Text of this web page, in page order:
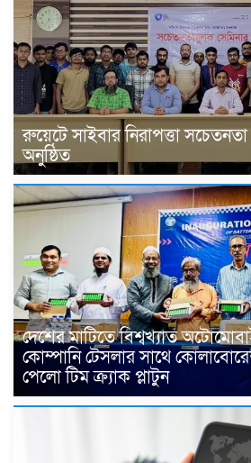
রুয়েটে সাইবার নিরাপত্তা
অনুষ্ঠিত
দেশের মাটিতে বিশ্বখ্যাত
কোম্পানি টেসলার সাথে
পেলো টিম ক্র্যাক প্লাটুন